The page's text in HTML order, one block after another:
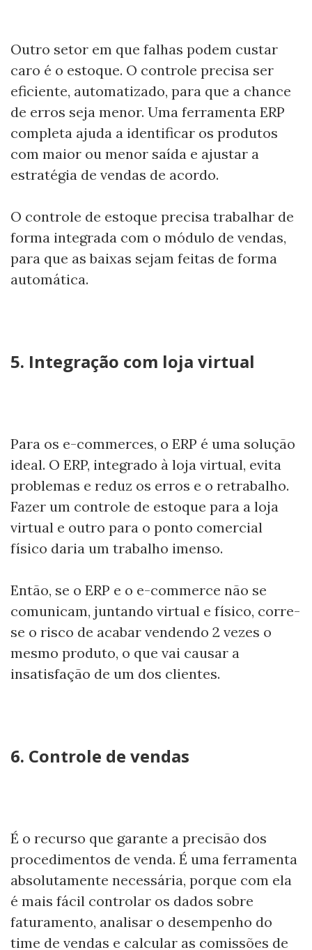
Outro setor em que falhas podem custar
caro é o estoque. O controle precisa ser
eficiente, automatizado, para que a chance
de erros seja menor. Uma ferramenta ERP
completa ajuda a identificar os produtos
com maior ou menor saída e ajustar a
estratégia de vendas de acordo.
O controle de estoque precisa trabalhar de
forma integrada com o módulo de vendas,
para que as baixas sejam feitas de forma
automática.
5. Integração com loja virtual
Para os e-commerces, o ERP é uma solução
ideal. O ERP, integrado à loja virtual, evita
problemas e reduz os erros e o retrabalho.
Fazer um controle de estoque para a loja
virtual e outro para o ponto comercial
físico daria um trabalho imenso.
Então, se o ERP e o e-commerce não se
comunicam, juntando virtual e físico, corre-
se o risco de acabar vendendo 2 vezes o
mesmo produto, o que vai causar a
insatisfação de um dos clientes.
6. Controle de vendas
É o recurso que garante a precisão dos
procedimentos de venda. É uma ferramenta
absolutamente necessária, porque com ela
é mais fácil controlar os dados sobre
faturamento, analisar o desempenho do
time de vendas e calcular as comissões de